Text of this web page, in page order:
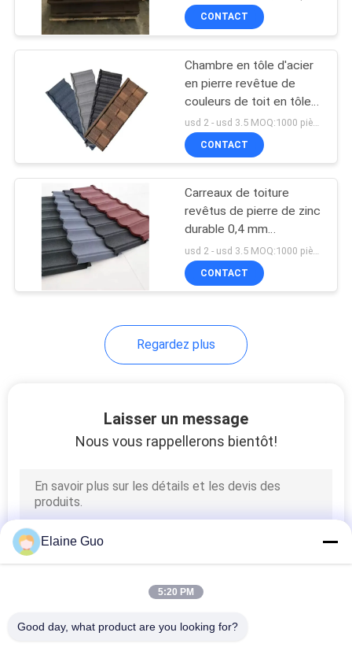
Le plastique a ridé
couvrir des feuilles
Feuilles jumelles de
toiture de mur
Feuille à plat de
Panneau de mur de
PVC
revêtus de pierre
CONTACT
Chambre en tôle d'acier
en pierre revêtue de
couleurs de toit en tôle
de maison Style de
conception traditionnel
usd 2 - usd 3.5 MOQ:1000 pièces
CONTACT
Carreaux de toiture
revêtus de pierre de zinc
durable 0,4 mm
d'épaisseur
usd 2 - usd 3.5 MOQ:1000 pièces
CONTACT
Regardez plus
Laisser un message
Nous vous rappellerons bientôt!
Elaine Guo
5:20 PM
Good day, what product are you looking for?